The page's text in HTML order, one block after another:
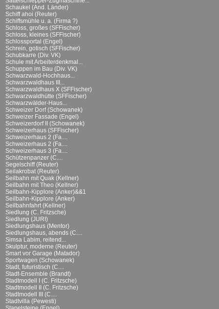
Schaukel (And. Länder)
Schiff ahoi (Reuter)
Schiffsmühle u. a. (Firma ?)
Schloss, großes (SFFischer)
Schloss, kleines (SFFischer)
Schlossportal (Engel)
Schrein, gotisch (SFFischer)
Schubkarre (Div. VK)
Schule mit Arbeiterdenkmal...
Schuppen im Bau (Div. VK)
Schwarzwald-Hochhaus...
Schwarzwaldhaus III...
Schwarzwaldhaus X (SFFischer)
Schwarzwaldhütte (SFFischer)
Schwarzwälder-Haus...
Schweizer Dorf (Schowanek)
Schweizer Fassade (Engel)
Schweizerdorf II (Schowanek)
Schweizerhaus (SFFischer)
Schweizerhaus 2 (Fa....
Schweizerhaus 2 (Fa....
Schweizerhaus 3 (Fa....
Schützenpanzer (C....
Segelschiff (Reuter)
Seilakrobat (Reuter)
Seilbahn mit Quak (Kellner)
Seilbahn mit Theo (Kellner)
Seilbahn-Kipplore (Anker)&&1
Seilbahn-Kipplore (Anker)
Seilbahnfahrt (Kellner)
Siedlung (C. Fritzsche)
Siedlung (JURI)
Siedlungshaus (Mentor)
Siedlungshaus, abends (C....
Simsa Labim, reitend...
Skulptur, moderne (Reuter)
Smart vor Garage (Matador)
Sportwagen (Schowanek)
Stadt, futuristisch (C....
Stadt-Ensemble (Brandt)
Stadtmodell I (C. Fritzsche)
Stadtmodell II (C. Fritzsche)
Stadtmodell III (C....
Stadtvilla (Pewesti)